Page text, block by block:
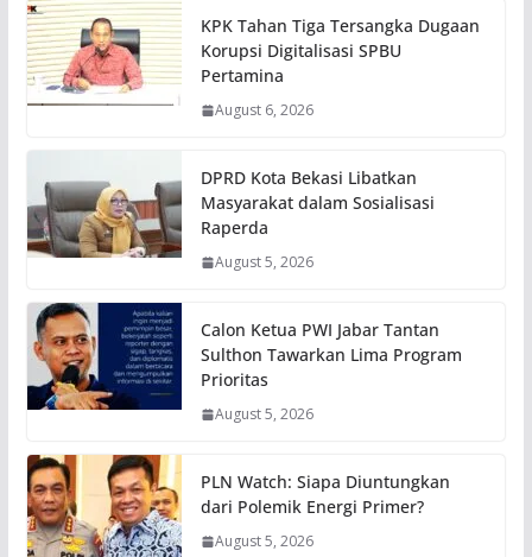
KPK Tahan Tiga Tersangka Dugaan
Korupsi Digitalisasi SPBU
Pertamina
August 6, 2026
DPRD Kota Bekasi Libatkan
Masyarakat dalam Sosialisasi
Raperda
August 5, 2026
Calon Ketua PWI Jabar Tantan
Sulthon Tawarkan Lima Program
Prioritas
August 5, 2026
PLN Watch: Siapa Diuntungkan
dari Polemik Energi Primer?
August 5, 2026